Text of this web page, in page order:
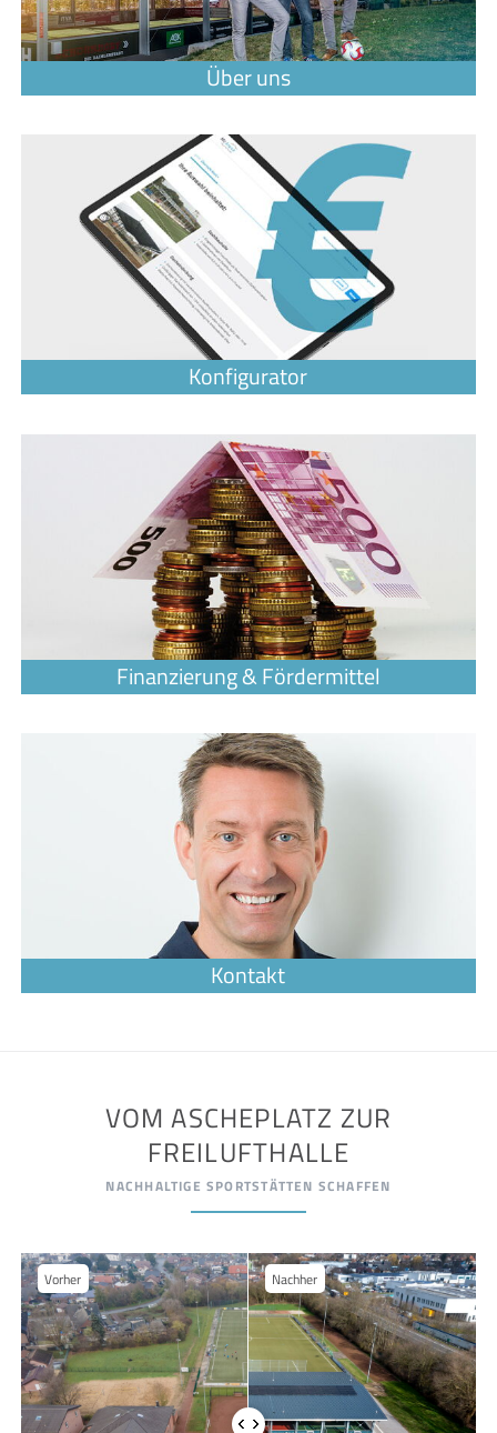
VOM ASCHEPLATZ ZUR
FREILUFTHALLE
NACHHALTIGE SPORTSTÄTTEN SCHAFFEN
Vorher Nachher